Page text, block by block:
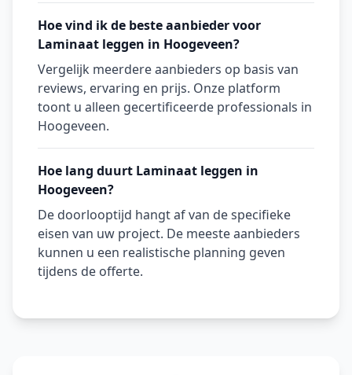
Hoe vind ik de beste aanbieder voor
Laminaat leggen in Hoogeveen?
Vergelijk meerdere aanbieders op basis van
reviews, ervaring en prijs. Onze platform
toont u alleen gecertificeerde professionals in
Hoogeveen.
Hoe lang duurt Laminaat leggen in
Hoogeveen?
De doorlooptijd hangt af van de specifieke
eisen van uw project. De meeste aanbieders
kunnen u een realistische planning geven
tijdens de offerte.